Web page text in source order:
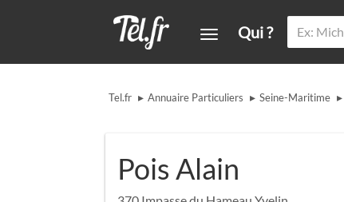
Qui ?
Tel.fr ▸ Annuaire Particuliers ▸ Seine-Maritime ▸
Pois Alain